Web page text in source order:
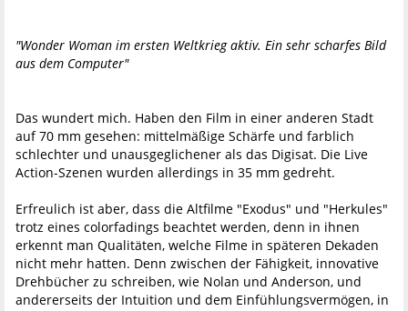
"Wonder Woman im ersten Weltkrieg aktiv. Ein sehr scharfes Bild
aus dem Computer"
Das wundert mich. Haben den Film in einer anderen Stadt
auf 70 mm gesehen: mittelmäßige Schärfe und farblich
schlechter und unausgeglichener als das Digisat. Die Live
Action-Szenen wurden allerdings in 35 mm gedreht.
Erfreulich ist aber, dass die Altfilme "Exodus" und "Herkules"
trotz eines colorfadings beachtet werden, denn in ihnen
erkennt man Qualitäten, welche Filme in späteren Dekaden
nicht mehr hatten. Denn zwischen der Fähigkeit, innovative
Drehbücher zu schreiben, wie Nolan und Anderson, und
andererseits der Intuition und dem Einfühlungsvermögen, in